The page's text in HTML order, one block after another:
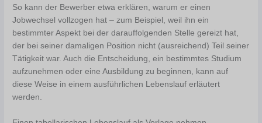
So kann der Bewerber etwa erklären, warum er einen
Jobwechsel vollzogen hat – zum Beispiel, weil ihn ein
bestimmter Aspekt bei der darauffolgenden Stelle gereizt hat,
der bei seiner damaligen Position nicht (ausreichend) Teil seiner
Tätigkeit war. Auch die Entscheidung, ein bestimmtes Studium
aufzunehmen oder eine Ausbildung zu beginnen, kann auf
diese Weise in einem ausführlichen Lebenslauf erläutert
werden.